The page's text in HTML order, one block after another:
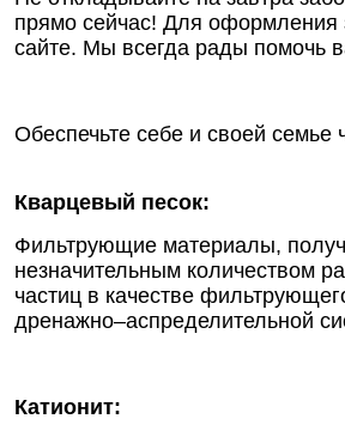
прямо сейчас! Для оформления
сайте. Мы всегда рады помочь
Обеспечьте себе и своей семье
Кварцевый песок:
Фильтрующие материалы,
незначительным количеством
частиц в качестве
дренажно–аспределительной
Катионит: